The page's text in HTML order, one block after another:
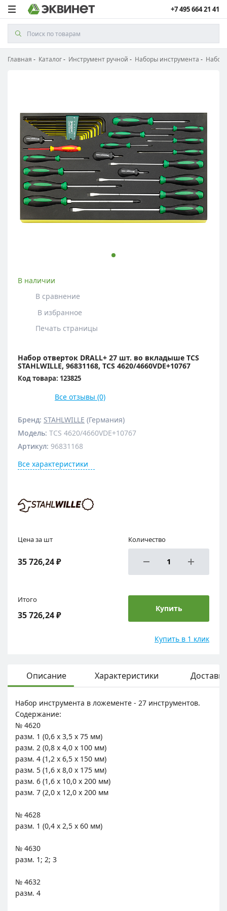
+7 495 664 21 41
Главная Каталог Инструмент ручной Наборы инструмента
В наличии
В сравнение
В избранное
Печать страницы
Набор отверток DRALL+ 27 шт. во вкладыше TCS
STAHLWILLE, 96831168, TCS 4620/4660VDE+10767
Код товара: 123825
Все отзывы (0)
Бренд: STAHLWILLE (Германия)
Модель: TCS 4620/4660VDE+10767
Артикул: 96831168
Все характеристики
Цена за шт
35 726,24 ₽
Количество
Итого
35 726,24 ₽
Купить
Купить в 1 клик
Описание Характеристики Доставка
Набор инструмента в ложементе - 27 инструментов.
Содержание:
№ 4620
разм. 1 (0,6 x 3,5 x 75 мм)
разм. 2 (0,8 x 4,0 x 100 мм)
разм. 4 (1,2 x 6,5 x 150 мм)
разм. 5 (1,6 x 8,0 x 175 мм)
разм. 6 (1,6 x 10,0 x 200 мм)
разм. 7 (2,0 x 12,0 x 200 мм
№ 4628
разм. 1 (0,4 x 2,5 x 60 мм)
№ 4630
разм. 1; 2; 3
№ 4632
разм. 4